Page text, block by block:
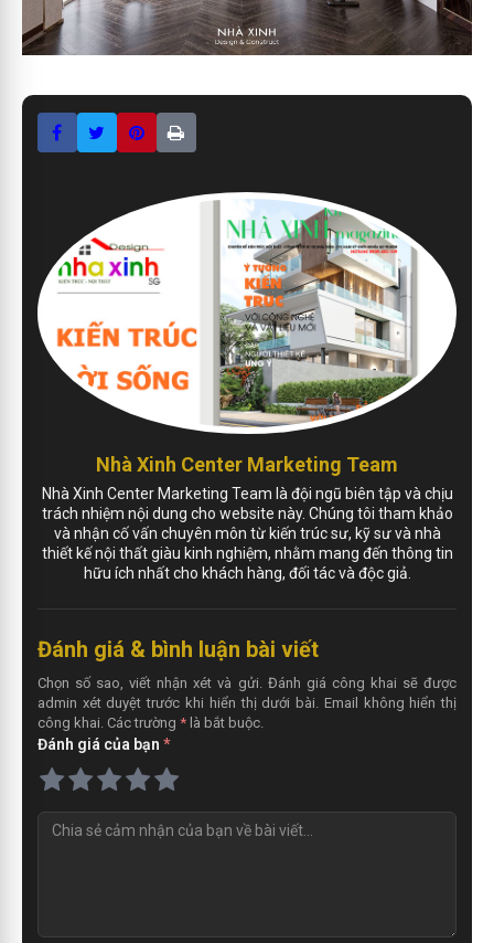
Nhà Xinh Center Marketing Team
Nhà Xinh Center Marketing Team là đội ngũ biên tập và chịu
trách nhiệm nội dung cho website này. Chúng tôi tham khảo
và nhận cố vấn chuyên môn từ kiến trúc sư, kỹ sư và nhà
thiết kế nội thất giàu kinh nghiệm, nhằm mang đến thông tin
hữu ích nhất cho khách hàng, đối tác và độc giả.
Đánh giá & bình luận bài viết
Chọn số sao, viết nhận xét và gửi. Đánh giá công khai sẽ được
admin xét duyệt trước khi hiển thị dưới bài. Email không hiển thị
công khai. Các trường *là bắt buộc.
Đánh giá của bạn *
N
é